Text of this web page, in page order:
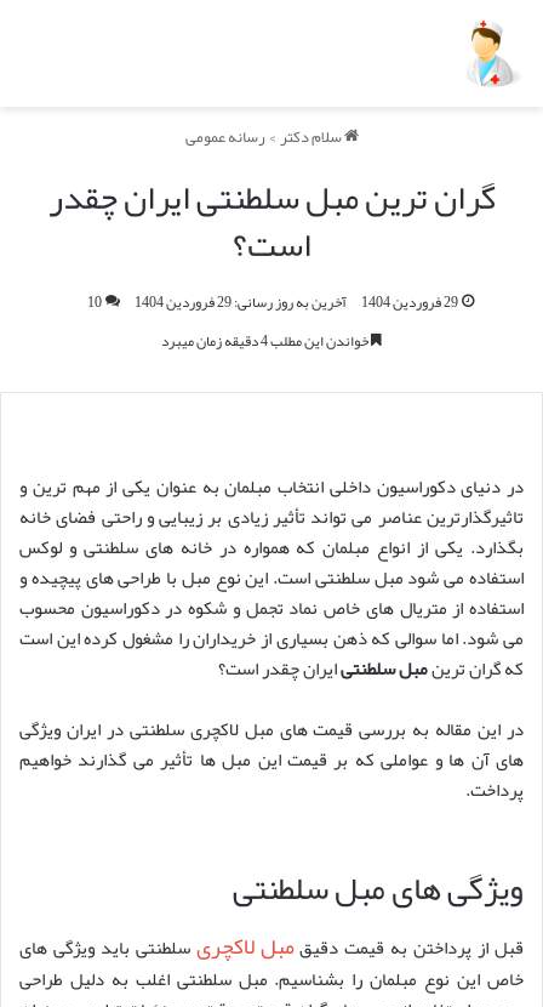
سلام دکتر>رسانه عمومی
گران ترین مبل سلطنتی ایران چقدر
است؟
29 فروردین 1404 آخرین به روز رسانی: 29 فروردین 1404
10
خواندن این مطلب 4 دقیقه زمان میبرد
در دنیای دکوراسیون داخلی انتخاب مبلمان به عنوان یکی از مهم ترین و
تاثیرگذارترین عناصر می تواند تأثیر زیادی بر زیبایی و راحتی فضای خانه
بگذارد. یکی از انواع مبلمان که همواره در خانه های سلطنتی و لوکس
استفاده می شود مبل سلطنتی است. این نوع مبل با طراحی های پیچیده و
استفاده از متریال های خاص نماد تجمل و شکوه در دکوراسیون محسوب
می شود. اما سوالی که ذهن بسیاری از خریداران را مشغول کرده این است
که گران ترینمبل سلطنتیایران چقدر است؟
در این مقاله به بررسی قیمت های مبل لاکچری سلطنتی در ایران ویژگی
های آن ها و عواملی که بر قیمت این مبل ها تأثیر می گذارند خواهیم
پرداخت.
ویژگی های مبل سلطنتی
قبل از پرداختن به قیمت دقیقمبل لاکچریسلطنتی باید ویژگی های
خاص این نوع مبلمان را بشناسیم. مبل سلطنتی اغلب به دلیل طراحی